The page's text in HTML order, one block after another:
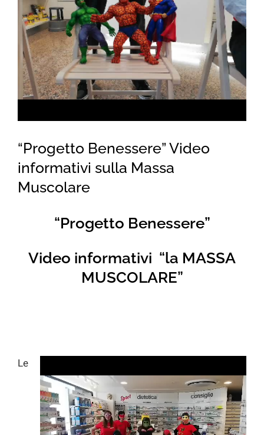
“Progetto Benessere” Video
informativi sulla Massa
Muscolare
“Progetto Benessere”
Video informativi “la MASSA
MUSCOLARE”
Le